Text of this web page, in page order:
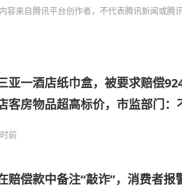
容来自腾讯平台创作者，不代表腾讯新闻或腾
亚一酒店纸巾盒，被要求赔偿
客房物品超高标价，市监部门：
前
赔偿款中备注“敲诈”，消费者报